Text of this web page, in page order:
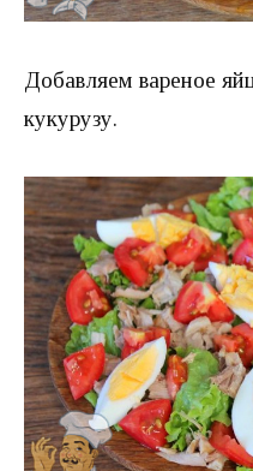
Добавляем вареное
кукурузу.